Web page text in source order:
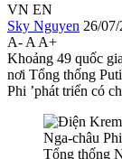
VN EN
Sky Nguyen 26/
A- A A+
Khoảng 49 quốc
nơi Tổng thống
Phi ’phát triển có
Tổng thống